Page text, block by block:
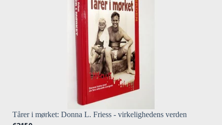
Tårer i mørket: Donna L. Friess - virkelighedens verden